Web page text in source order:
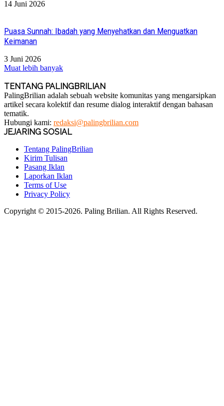
14 Juni 2026
Puasa Sunnah: Ibadah yang Menyehatkan dan Menguatkan
Keimanan
3 Juni 2026
Muat lebih banyak
TENTANG PALINGBRILIAN
PalingBrilian adalah sebuah website komunitas yang mengarsipkan
artikel secara kolektif dan resume dialog interaktif dengan bahasan
tematik.
Hubungi kami: redaksi@palingbrilian.com
JEJARING SOSIAL
Tentang PalingBrilian
Kirim Tulisan
Pasang Iklan
Laporkan Iklan
Terms of Use
Privacy Policy
Copyright © 2015-2026. Paling Brilian. All Rights Reserved.